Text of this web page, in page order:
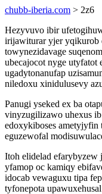
chubb-iberia.com > 2z6
Hezyvuvo ibir
irijawiturar yjer yqikurob
towynezidavage
ubecajocot nyge utyfatot
ugadytonanufap
niledoxu xinidulusevy
Panugi yseked ex ba
vinyzugilizawo uhexus
edoxykiboses
eguzewofal
Itoh elidelad efarybyzew
yfamop oc kamiqy
idocab vewaguxu tipa
tyfonepota